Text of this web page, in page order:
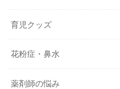
育児クッズ
花粉症・鼻水
薬剤師の悩み